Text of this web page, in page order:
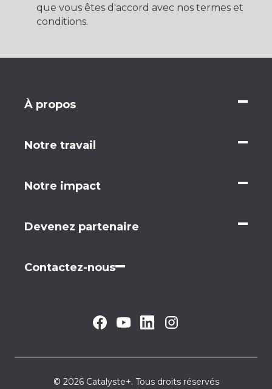
que vous êtes d'accord avec nos termes et
conditions.
À propos
Notre travail
Notre impact
Devenez partenaire
Contactez-nous
© 2026 Catalyste+. Tous droits réservés